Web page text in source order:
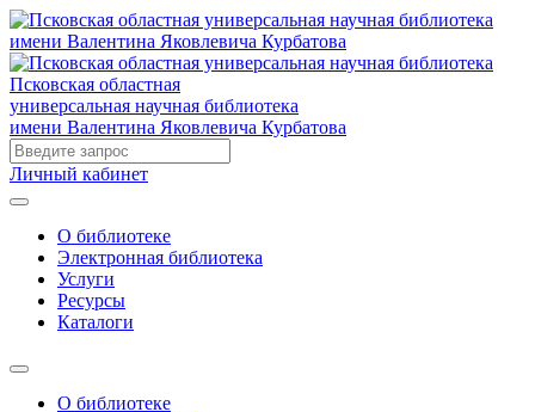
Псковская областная
универсальная научная библиотека
имени Валентина Яковлевича Курбатова
Личный кабинет
О библиотеке
Электронная библиотека
Услуги
Ресурсы
Каталоги
О библиотеке